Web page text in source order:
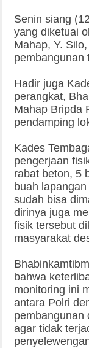
Senin siang
yang diketuai
Mahap, Y.
pembangunan
Hadir juga
perangkat,
Mahap Bripda
pendamping
Kades
pengerjaan
rabat beton, 5
buah
sudah bisa
dirinya juga
fisik tersebut
masyarakat
bahwa
monitoring ini
antara Polri
pembangunan
agar tidak